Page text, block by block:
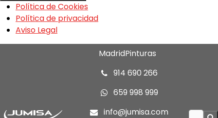
Política de Cookies
Política de privacidad
Aviso Legal
MadridPinturas
914 690 266
659 998 999
info@jumisa.com